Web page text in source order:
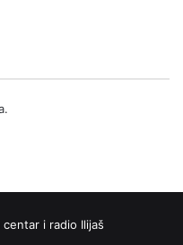
.
i radio Ilijaš